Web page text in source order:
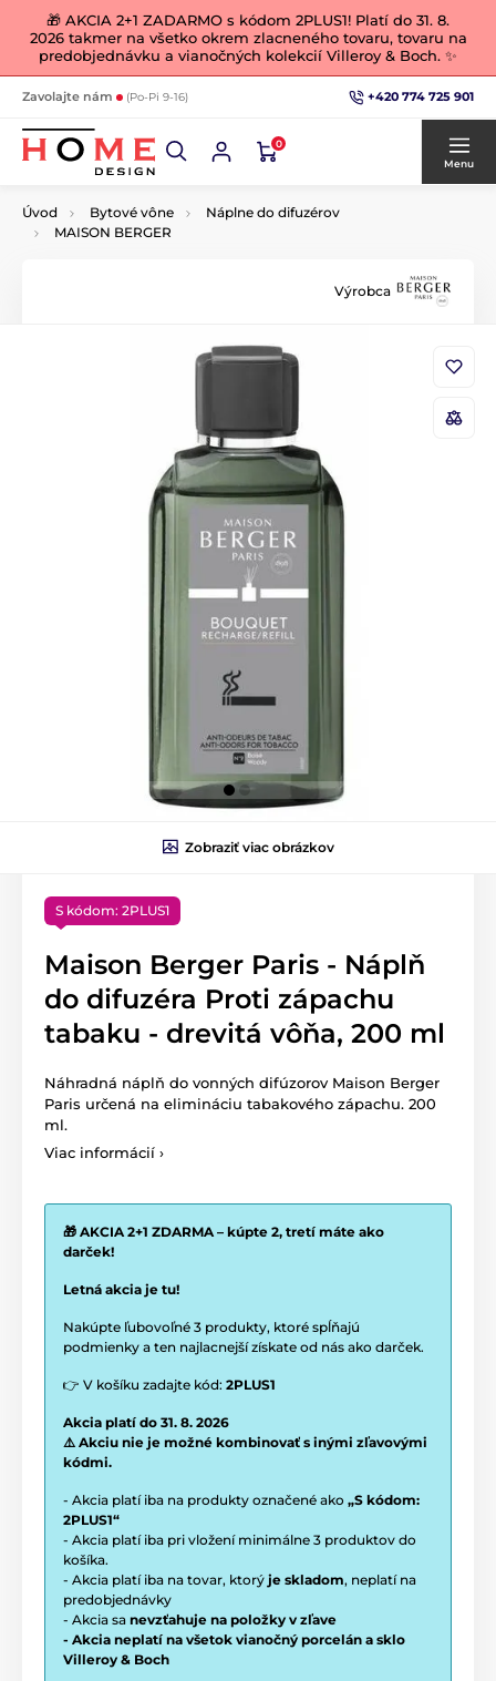
🎁 AKCIA 2+1 ZADARMO s kódom 2PLUS1! Platí do 31. 8.
2026 takmer na všetko okrem zlacneného tovaru, tovaru na
predobjednávku a vianočných kolekcií Villeroy & Boch. ✨
Zavolajte nám (Po-Pi 9-16) +420 774 725 901
0
Menu
Úvod Bytové vône
Náplne do difuzérov
MAISON BERGER
Výrobca
Zobraziť viac obrázkov
S kódom: 2PLUS1
Maison Berger Paris - Náplň
do difuzéra Proti zápachu
tabaku - drevitá vôňa, 200 ml
Náhradná náplň do vonných difúzorov Maison Berger
Paris určená na elimináciu tabakového zápachu. 200
ml.
Viac informácií ›
🎁 AKCIA 2+1 ZDARMA – kúpte 2, tretí máte ako
darček!
Letná akcia je tu!
Nakúpte ľubovoľné 3 produkty, ktoré spĺňajú
podmienky a ten najlacnejší získate od nás ako darček.
👉 V košíku zadajte kód: 2PLUS1
Akcia platí do 31. 8. 2026
⚠️ Akciu nie je možné kombinovať s inými zľavovými
kódmi.
- Akcia platí iba na produkty označené ako „S kódom:
2PLUS1“
- Akcia platí iba pri vložení minimálne 3 produktov do
košíka.
- Akcia platí iba na tovar, ktorý je skladom, neplatí na
predobjednávky
- Akcia sa nevzťahuje na položky v zľave
- Akcia neplatí na všetok vianočný porcelán a sklo
Villeroy & Boch